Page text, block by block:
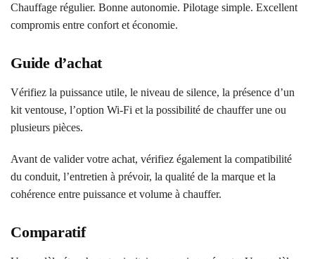
Chauffage régulier. Bonne autonomie. Pilotage simple. Excellent
compromis entre confort et économie.
Guide d’achat
Vérifiez la puissance utile, le niveau de silence, la présence d’un
kit ventouse, l’option Wi‑Fi et la possibilité de chauffer une ou
plusieurs pièces.
Avant de valider votre achat, vérifiez également la compatibilité
du conduit, l’entretien à prévoir, la qualité de la marque et la
cohérence entre puissance et volume à chauffer.
Comparatif